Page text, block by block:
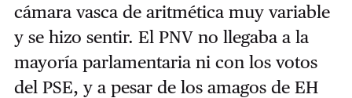
cámara vasca de aritmética muy variable
y se hizo sentir. El PNV no llegaba a la
mayoría parlamentaria ni con los votos
del PSE, y a pesar de los amagos de EH